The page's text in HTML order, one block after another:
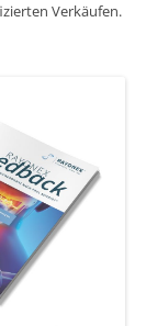
Verkäufen.